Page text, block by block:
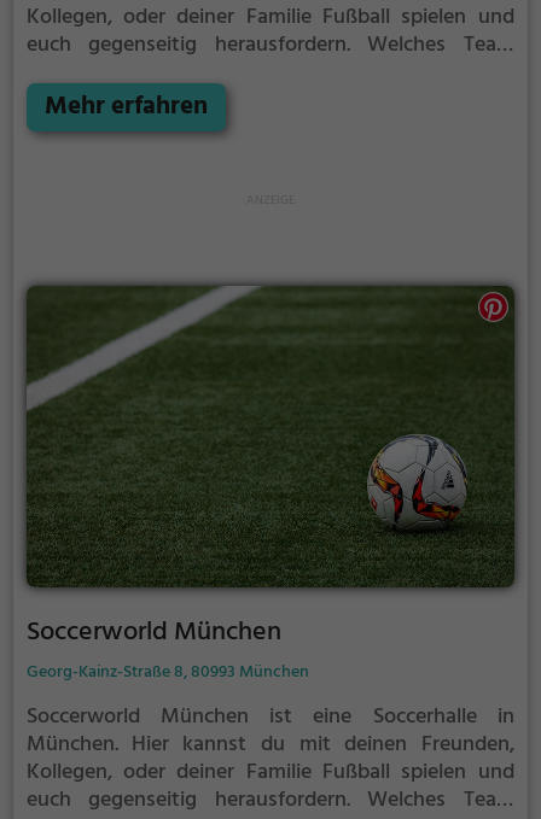
Kollegen, oder deiner Familie Fußball spielen und
euch gegenseitig herausfordern. Welches Team
besonders gut für einen Kindergeburtstag, ein
Teamevent, eine Firmenfeier oder einen
Mehr erfahren
Soccerworld München
Georg-Kainz-Straße 8, 80993 München
Soccerworld München ist eine Soccerhalle in
München. Hier kannst du mit deinen Freunden,
Kollegen, oder deiner Familie Fußball spielen und
euch gegenseitig herausfordern. Welches Team